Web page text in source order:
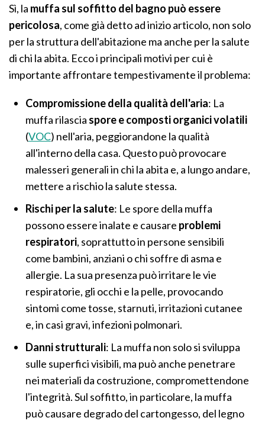
Sì, la muffa sul soffitto del bagno può essere
pericolosa, come già detto ad inizio articolo, non solo
per la struttura dell'abitazione ma anche per la salute
di chi la abita. Ecco i principali motivi per cui è
importante affrontare tempestivamente il problema:
Compromissione della qualità dell'aria: La
muffa rilascia spore e composti organici volatili
(VOC) nell'aria, peggiorandone la qualità
all'interno della casa. Questo può provocare
malesseri generali in chi la abita e, a lungo andare,
mettere a rischio la salute stessa.
Rischi per la salute: Le spore della muffa
possono essere inalate e causare problemi
respiratori, soprattutto in persone sensibili
come bambini, anziani o chi soffre di asma e
allergie. La sua presenza può irritare le vie
respiratorie, gli occhi e la pelle, provocando
sintomi come tosse, starnuti, irritazioni cutanee
e, in casi gravi, infezioni polmonari.
Danni strutturali: La muffa non solo si sviluppa
sulle superfici visibili, ma può anche penetrare
nei materiali da costruzione, compromettendone
l'integrità. Sul soffitto, in particolare, la muffa
può causare degrado del cartongesso, del legno